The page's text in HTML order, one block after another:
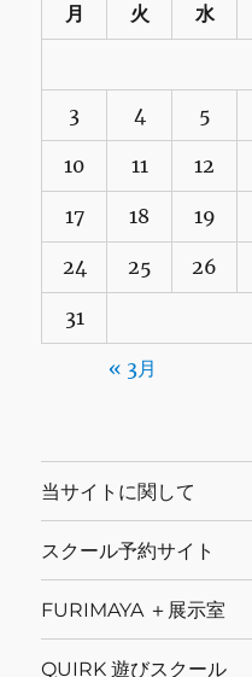
月 火 水
3 4 5
10 11 12
17 18 19
24 25 26
31
« 3月
当サイトに関して
スクール予約サイト
FURIMAYA ＋展示室
QUIRK 遊びスクール